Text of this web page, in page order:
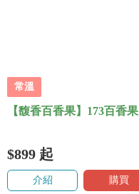
常溫
【馥香百香果】173百香果
$899 起
介紹 購買